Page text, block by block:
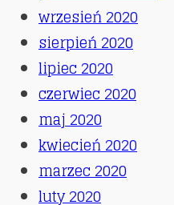
wrzesień 2020
sierpień 2020
lipiec 2020
czerwiec 2020
maj 2020
kwiecień 2020
marzec 2020
luty 2020